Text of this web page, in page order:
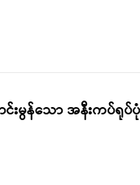
ာင်းမွန်သော အနီးကပ်